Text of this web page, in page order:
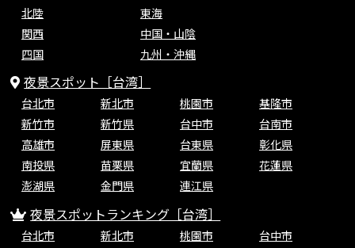
北陸
東海
関西
中国・山陰
四国
九州・沖縄
夜景スポット［台湾］
台北市 新北市 桃園市
基隆市
新竹市
新竹県 台中市
台南市
高雄市
屏東県 台東県
彰化県
南投県
苗栗県 宜蘭県
花蓮県
澎湖県
金門県 連江県
夜景スポットランキング［台湾］
台北市 新北市 桃園市
台中市